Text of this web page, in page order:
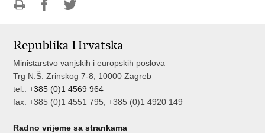
Facebooku
Twitteru
Republika Hrvatska
Ministarstvo vanjskih i europskih poslova
Trg N.Š. Zrinskog 7-8, 10000 Zagreb
tel.:+385 (0)1 4569 964
fax: +385 (0)1 4551 795, +385 (0)1 4920 149
Radno vrijeme sa strankama